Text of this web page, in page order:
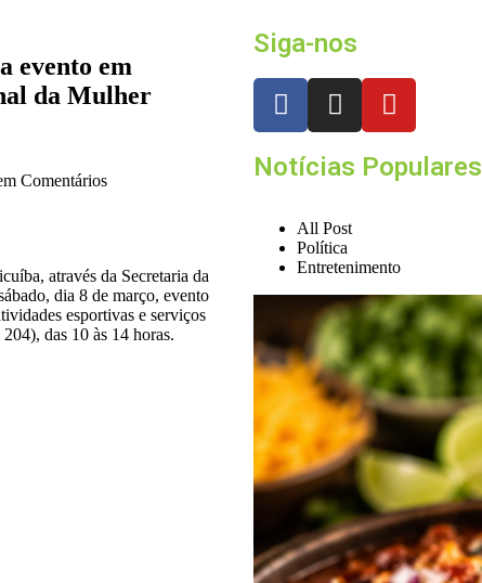
evento em
da Mulher
Comentários
através da Secretaria da
dia 8 de março, evento
esportivas e serviços
das 10 às 14 horas.
Siga-nos
Notícias Populares
All Post
Política
Entretenimento